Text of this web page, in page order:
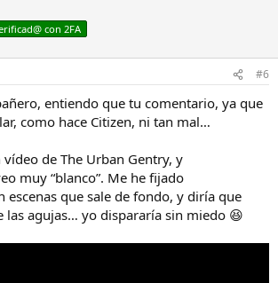
con 2FA
#6
entiendo que tu comentario, ya que
como hace Citizen, ni tan mal…
de The Urban Gentry, y
muy “blanco”. Me he fijado
escenas que sale de fondo, y diría que
las agujas… yo dispararía sin miedo 😆